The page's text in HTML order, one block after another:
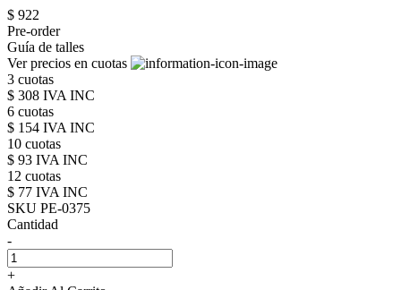
$ 922
Pre-order
Guía de talles
Ver precios en cuotas
3 cuotas
$ 308 IVA INC
6 cuotas
$ 154 IVA INC
10 cuotas
$ 93 IVA INC
12 cuotas
$ 77 IVA INC
SKU PE-0375
Cantidad
-
+